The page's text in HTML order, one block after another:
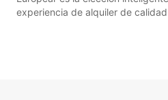
experiencia de alquiler de